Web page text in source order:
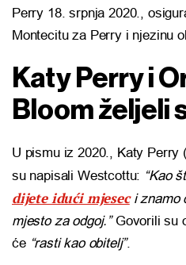
Perry 18. srpnja 2020.,
Montecitu za Perry i njezinu
Katy Perry i
Bloom željeli
U pismu iz 2020., Katy Perry
su napisali Westcottu: “Kao
dijete idući mjeseci znamo
mjesto za odgoj.”Govorili su
će“rasti kao obitelj”.